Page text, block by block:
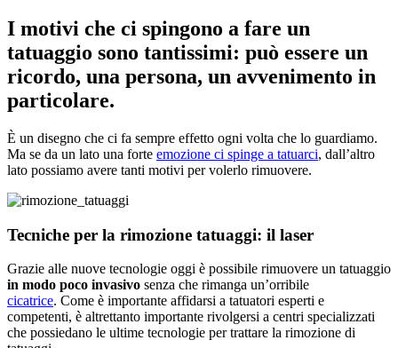
I motivi che ci spingono a fare un
tatuaggio sono tantissimi: può essere un
ricordo, una persona, un avvenimento in
particolare.
È un disegno che ci fa sempre effetto ogni volta che lo guardiamo.
Ma se da un lato una forte emozione ci spinge a tatuarci, dall’altro
lato possiamo avere tanti motivi per volerlo rimuovere.
Tecniche per la rimozione tatuaggi: il laser
Grazie alle nuove tecnologie oggi è possibile rimuovere un tatuaggio
in modo poco invasivo senza che rimanga un’orribile
cicatrice. Come è importante affidarsi a tatuatori esperti e
competenti, è altrettanto importante rivolgersi a centri specializzati
che possiedano le ultime tecnologie per trattare la rimozione di